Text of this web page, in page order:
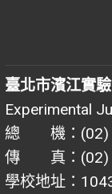
臺北市濱江實
Experimental
總 機：(02)
傳 真：(02)
學校地址：